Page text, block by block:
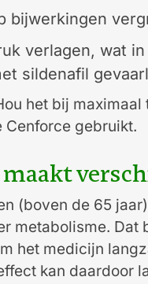
bijwerkingen
verlagen, wat in
sildenafil
het bij maximaal
Cenforce gebruikt.
maakt
(boven de 65
metabolisme. Dat
het medicijn
kan daardoor